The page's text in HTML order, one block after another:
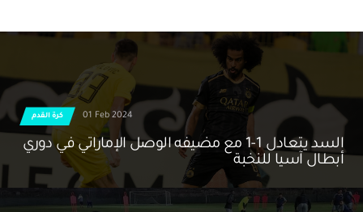
كرة القدم 01 Feb 2024
السد يتعادل 1-1 مع مضيفه الوصل الإماراتي في دوري
أبطال آسيا للنخبة